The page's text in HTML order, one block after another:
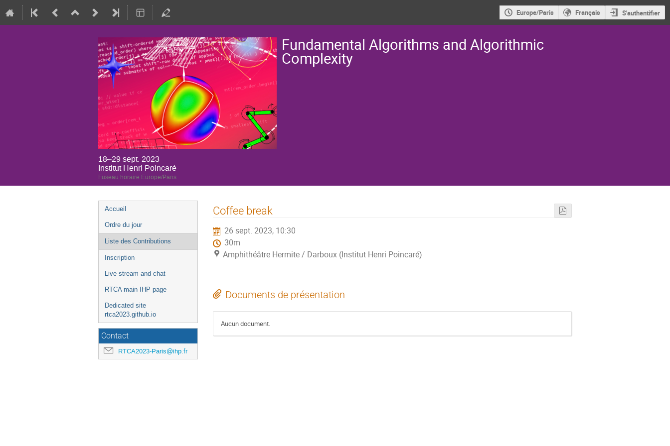
Europe/Paris Français S'authentifier
Fundamental Algorithms and Algorithmic
Complexity
18–29 sept. 2023
Institut Henri Poincaré
Fuseau horaire Europe/Paris
Menu
de
l'événement
Accueil
Ordre du jour
Liste des Contributions
Inscription
Live stream and chat
RTCA main IHP page
Dedicated site
rtca2023.github.io
Contact
RTCA2023-Paris@ihp.fr
Coffee break
26 sept. 2023, 10:30
30m
Amphithéâtre Hermite / Darboux (Institut Henri Poincaré)
Documents de présentation
Aucun document.